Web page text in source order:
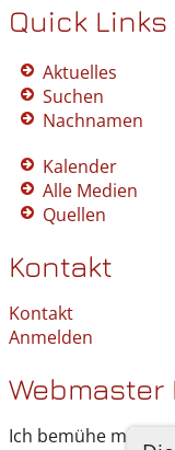
Quick Links
Aktuelles
Suchen
Nachnamen
Kalender
Alle Medien
Quellen
Kontakt
Kontakt
Anmelden
Webmaster
Ich bemühe mich,